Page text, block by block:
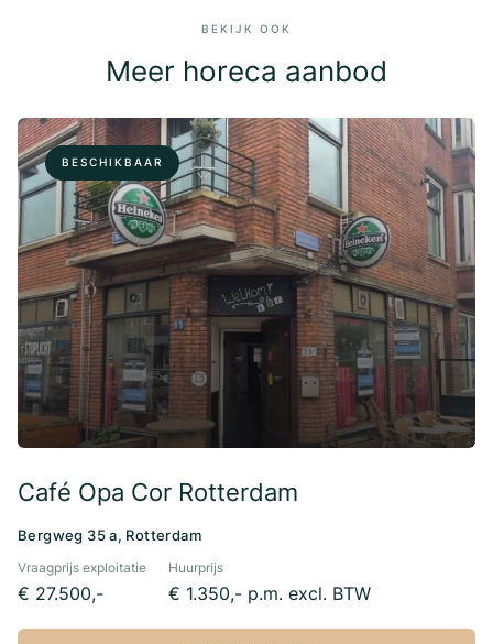
BEKIJK OOK
Meer horeca aanbod
BESCHIKBAAR
Café Opa Cor Rotterdam
Bergweg 35 a, Rotterdam
Vraagprijs exploitatie
€ 27.500,-
Huurprijs
€ 1.350,- p.m. excl. BTW